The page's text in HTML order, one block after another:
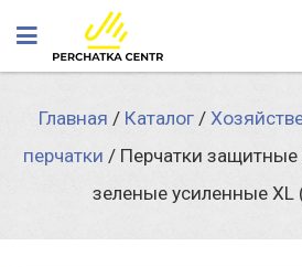
Главная / Каталог /
перчатки / Перчатки защитные
зеленые усиленные XL